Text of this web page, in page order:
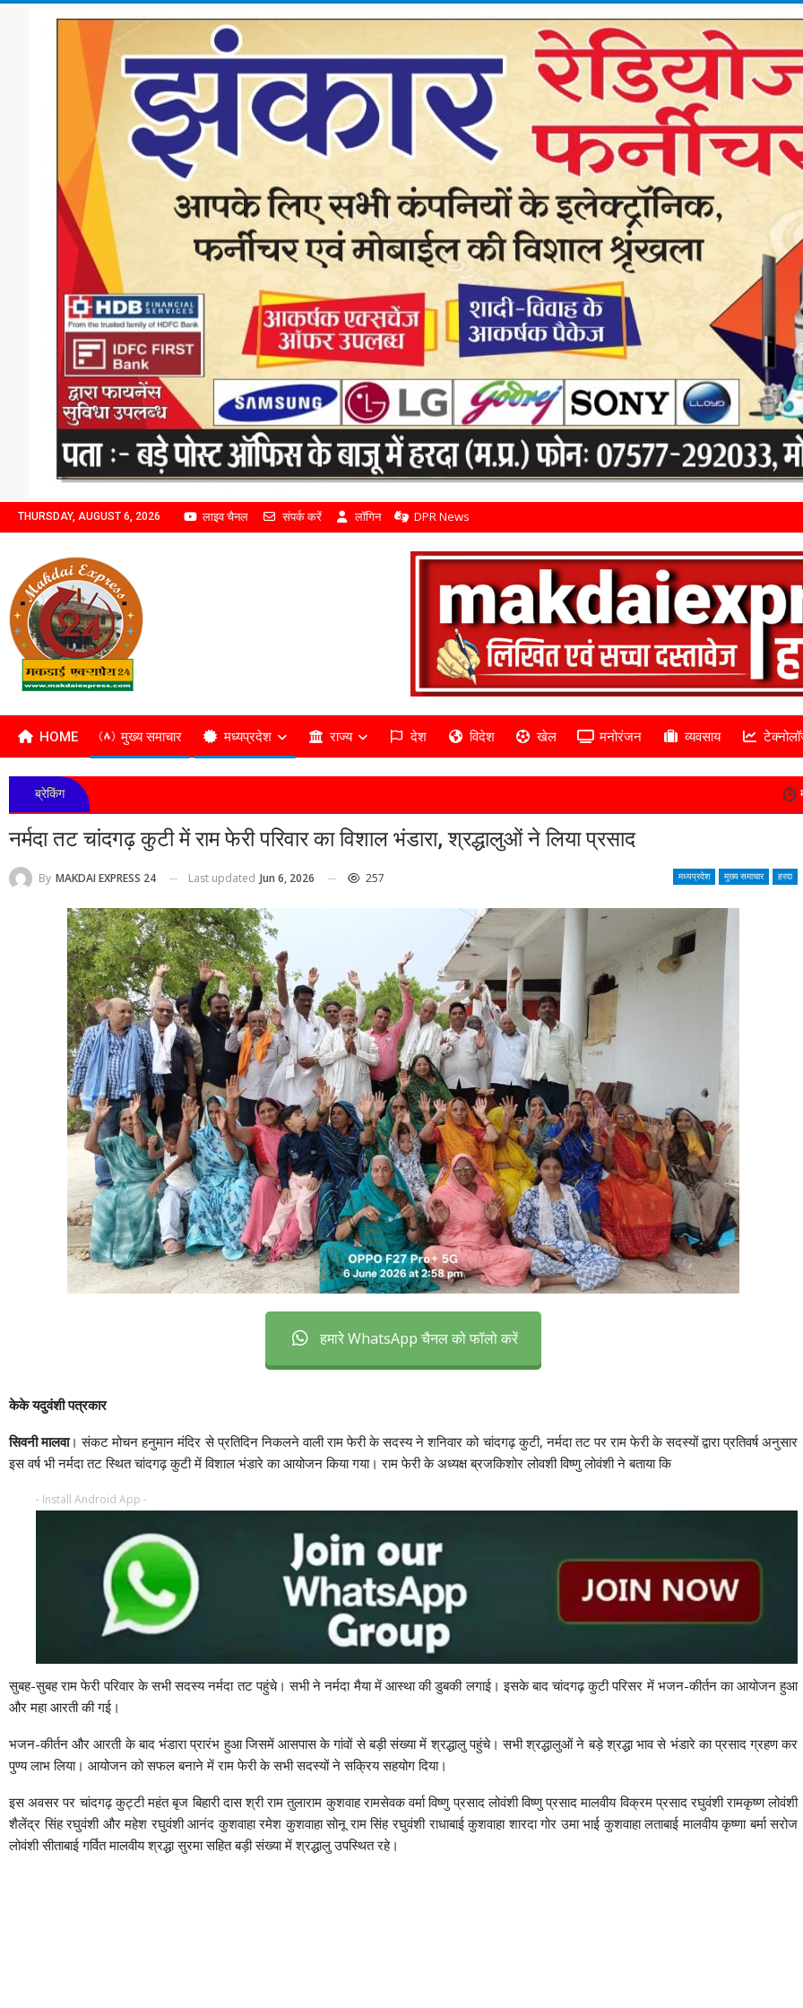
THURSDAY, AUGUST 6, 2026 लाइव चैनल संपर्क करें लॉगिन DPR News
HOME मुख्य समाचार मध्यप्रदेश राज्य देश विदेश खेल मनोरंजन व्यवसाय
ब्रेकिंग मौत के साए में पांच घंटे...
नर्मदा तट चांदगढ़ कुटी में राम फेरी परिवार का विशाल भंडारा, श्रद्धालुओं ने लिया प्रसाद
मध्यप्रदेश मुख्य समाचार हरदा
By MAKDAI EXPRESS 24 Last updated Jun 6, 2026 257
हमारे WhatsApp चैनल को फॉलो करें
केके यदुवंशी पत्रकार
सिवनी मालवा। संकट मोचन हनुमान मंदिर से प्रतिदिन निकलने वाली राम फेरी के सदस्य ने शनिवार को चांदगढ़ कुटी, नर्मदा तट पर राम फेरी के सदस्यों द्वारा प्रतिवर्ष अनुसार
इस वर्ष भी नर्मदा तट स्थित चांदगढ़ कुटी में विशाल भंडारे का आयोजन किया गया। राम फेरी के अध्यक्ष ब्रजकिशोर लोवशी विष्णु लोवंशी ने बताया कि
- Install Android App -
सुबह-सुबह राम फेरी परिवार के सभी सदस्य नर्मदा तट पहुंचे। सभी ने नर्मदा मैया में आस्था की डुबकी लगाई। इसके बाद चांदगढ़ कुटी परिसर में भजन-कीर्तन का आयोजन हुआ
और महा आरती की गई।
भजन-कीर्तन और आरती के बाद भंडारा प्रारंभ हुआ जिसमें आसपास के गांवों से बड़ी संख्या में श्रद्धालु पहुंचे। सभी श्रद्धालुओं ने बड़े श्रद्धा भाव से भंडारे का प्रसाद ग्रहण कर
पुण्य लाभ लिया। आयोजन को सफल बनाने में राम फेरी के सभी सदस्यों ने सक्रिय सहयोग दिया।
इस अवसर पर चांदगढ़ कुट्टी महंत बृज बिहारी दास श्री राम तुलाराम कुशवाह रामसेवक वर्मा विष्णु प्रसाद लोवंशी विष्णु प्रसाद मालवीय विक्रम प्रसाद रघुवंशी रामकृष्ण लोवंशी
शैलेंद्र सिंह रघुवंशी और महेश रघुवंशी आनंद कुशवाहा रमेश कुशवाहा सोनू राम सिंह रघुवंशी राधाबाई कुशवाहा शारदा गोर उमा भाई कुशवाहा लताबाई मालवीय कृष्णा बर्मा सरोज
लोवंशी सीताबाई गर्वित मालवीय श्रद्धा सुरमा सहित बड़ी संख्या में श्रद्धालु उपस्थित रहे।